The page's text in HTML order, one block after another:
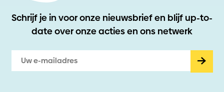
Schrijf je in voor onze nieuwsbrief en blijf up-to-
dateover onze acties en ons netwerk